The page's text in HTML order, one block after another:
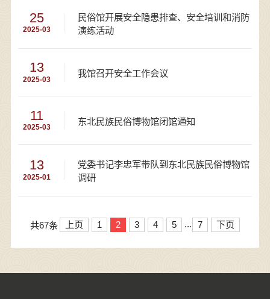
25
2025-03
民俗馆开展安全隐患排查、安全培训和消防
演练活动
13
2025-03
我馆召开安全工作会议
11
2025-03
东北民族民俗博物馆闭馆通知
13
2025-01
党委书记李忠军带队到东北民族民俗博物馆
调研
共67条 上页 1 2 3 4 5 ... 7 下页